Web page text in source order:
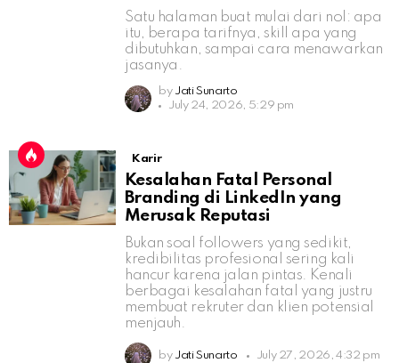
Satu halaman buat mulai dari nol: apa
itu, berapa tarifnya, skill apa yang
dibutuhkan, sampai cara menawarkan
jasanya.
by Jati Sunarto
July 24, 2026, 5:29 pm
Karir
Kesalahan Fatal Personal
Branding di LinkedIn yang
Merusak Reputasi
Bukan soal followers yang sedikit,
kredibilitas profesional sering kali
hancur karena jalan pintas. Kenali
berbagai kesalahan fatal yang justru
membuat rekruter dan klien potensial
menjauh.
by Jati Sunarto July 27, 2026, 4:32 pm